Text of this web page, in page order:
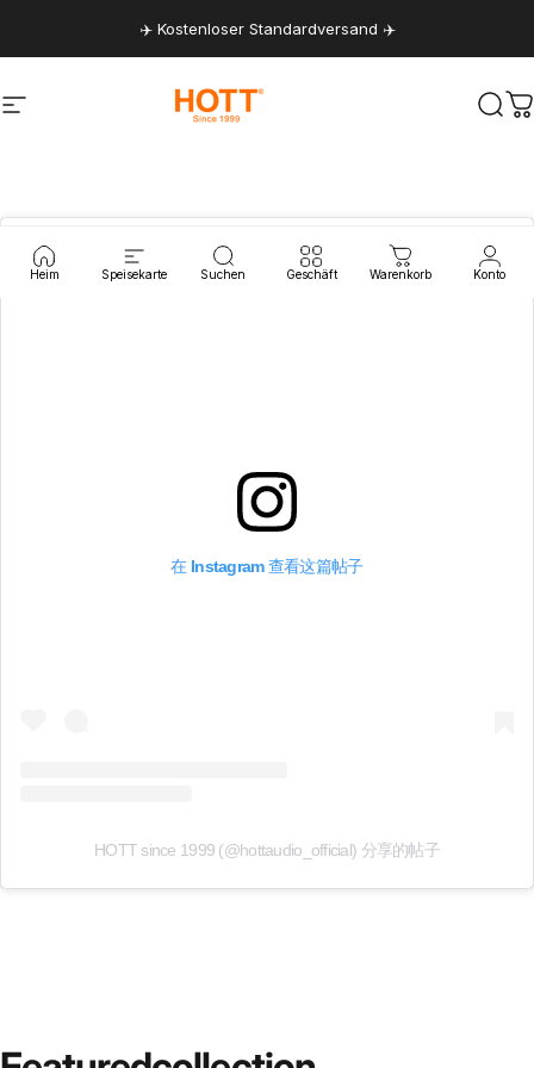
✈️ Kostenloser Standardversand ✈️
Seitennavigation hottaudio
Heim Speisekarte Suchen Geschäft Warenkorb Konto
在 Instagram 查看这篇帖子
HOTT since 1999 (@hottaudio_official) 分享的帖子